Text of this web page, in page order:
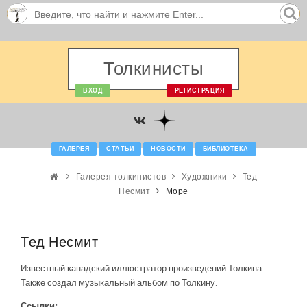
Толкинисты
ВХОД РЕГИСТРАЦИЯ
ГАЛЕРЕЯ СТАТЬИ НОВОСТИ БИБЛИОТЕКА
Галерея толкинистов Художники
Тед
Несмит
Море
Тед Несмит
Известный канадский иллюстратор произведений Толкина.
Также создал музыкальный альбом по Толкину.